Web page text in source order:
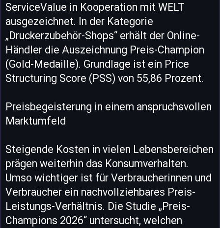
ServiceValue in Kooperation mit WELT
ausgezeichnet. In der Kategorie
„Druckerzubehör-Shops“ erhält der Online-
Händler die Auszeichnung Preis-Champion
(Gold-Medaille). Grundlage ist ein Price
Structuring Score (PSS) von 55,86 Prozent.
Preisbegeisterung in einem anspruchsvollen
Marktumfeld
Steigende Kosten in vielen Lebensbereichen
prägen weiterhin das Konsumverhalten.
Umso wichtiger ist für Verbraucherinnen und
Verbraucher ein nachvollziehbares Preis-
Leistungs-Verhältnis. Die Studie „Preis-
Champions 2026“ untersucht, welchen